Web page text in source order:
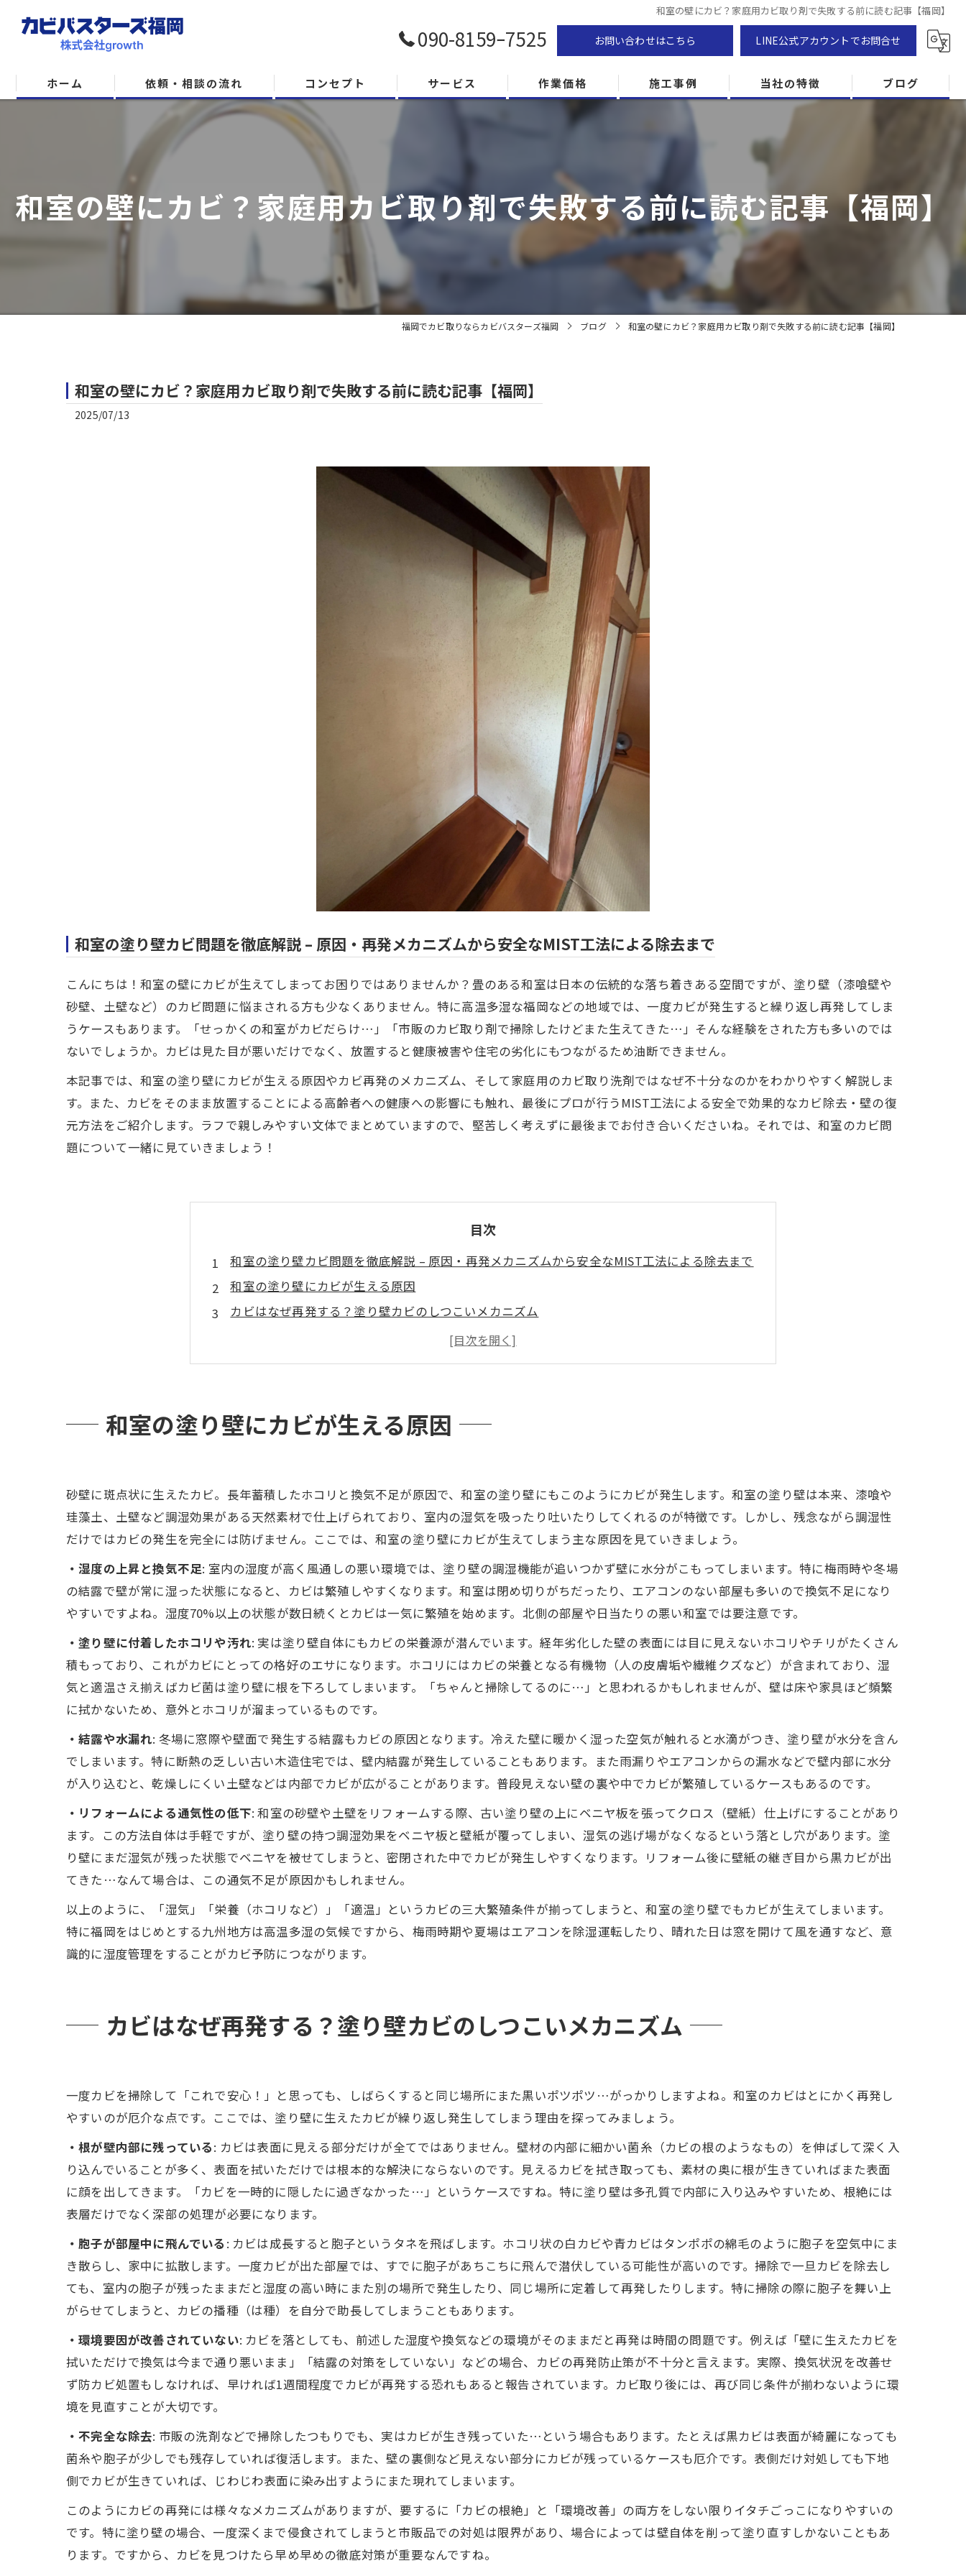
和室の壁にカビ？家庭用カビ取り剤で失敗する前に読む記事【福岡】
090-8159ｰ7525 お問い合わせはこちら LINE公式アカウントでお問合せ
ホーム 依頼・相談の流れ コンセプト サービス 作業価格 施工事例 当社の特徴
防カビ
カビ専門
ZEH住宅
カビ検査
ブログ
和室の壁にカビ？家庭用カビ取り剤で失敗する前に読む記事【福岡】
福岡でカビ取りならカビバスターズ福岡 ブログ 和室の壁にカビ？家庭用カビ取り剤で失敗する前に読む記事【福岡】
和室の壁にカビ？家庭用カビ取り剤で失敗する前に読む記事【福岡】
2025/07/13
和室の塗り壁カビ問題を徹底解説 – 原因・再発メカニズムから安全なMIST工法による除去まで
こんにちは！和室の壁にカビが生えてしまってお困りではありませんか？畳のある和室は日本の伝統的な落ち着きある空間ですが、塗り壁（漆喰壁や
砂壁、土壁など）のカビ問題に悩まされる方も少なくありません。特に高温多湿な福岡などの地域では、一度カビが発生すると繰り返し再発してしま
うケースもあります。「せっかくの和室がカビだらけ…」「市販のカビ取り剤で掃除したけどまた生えてきた…」そんな経験をされた方も多いのでは
ないでしょうか。カビは見た目が悪いだけでなく、放置すると健康被害や住宅の劣化にもつながるため油断できません。
本記事では、和室の塗り壁にカビが生える原因やカビ再発のメカニズム、そして家庭用のカビ取り洗剤ではなぜ不十分なのかをわかりやすく解説しま
す。また、カビをそのまま放置することによる高齢者への健康への影響にも触れ、最後にプロが行うMIST工法による安全で効果的なカビ除去・壁の復
元方法をご紹介します。ラフで親しみやすい文体でまとめていますので、堅苦しく考えずに最後までお付き合いくださいね。それでは、和室のカビ問
題について一緒に見ていきましょう！
目次
和室の塗り壁カビ問題を徹底解説 – 原因・再発メカニズムから安全なMIST工法による除去まで
和室の塗り壁にカビが生える原因
カビはなぜ再発する？塗り壁カビのしつこいメカニズム
家庭用洗剤では不十分な理由 – カビキラーで落とせないワケ
カビを放置するとどうなる？高齢者ほど心配な健康被害
福岡で和室のカビ除去をお考えなら…プロにお任せ！
おわりに
和室の塗り壁にカビが生える原因
砂壁に斑点状に生えたカビ。長年蓄積したホコリと換気不足が原因で、和室の塗り壁にもこのようにカビが発生します。和室の塗り壁は本来、漆喰や
珪藻土、土壁など調湿効果がある天然素材で仕上げられており、室内の湿気を吸ったり吐いたりしてくれるのが特徴です。しかし、残念ながら調湿性
だけではカビの発生を完全には防げません。ここでは、和室の塗り壁にカビが生えてしまう主な原因を見ていきましょう。
・湿度の上昇と換気不足: 室内の湿度が高く風通しの悪い環境では、塗り壁の調湿機能が追いつかず壁に水分がこもってしまいます。特に梅雨時や冬場
の結露で壁が常に湿った状態になると、カビは繁殖しやすくなります。和室は閉め切りがちだったり、エアコンのない部屋も多いので換気不足になり
やすいですよね。湿度70%以上の状態が数日続くとカビは一気に繁殖を始めます。北側の部屋や日当たりの悪い和室では要注意です。
・塗り壁に付着したホコリや汚れ: 実は塗り壁自体にもカビの栄養源が潜んでいます。経年劣化した壁の表面には目に見えないホコリやチリがたくさん
積もっており、これがカビにとっての格好のエサになります。ホコリにはカビの栄養となる有機物（人の皮膚垢や繊維クズなど）が含まれており、湿
気と適温さえ揃えばカビ菌は塗り壁に根を下ろしてしまいます。「ちゃんと掃除してるのに…」と思われるかもしれませんが、壁は床や家具ほど頻繁
に拭かないため、意外とホコリが溜まっているものです。
・結露や水漏れ: 冬場に窓際や壁面で発生する結露もカビの原因となります。冷えた壁に暖かく湿った空気が触れると水滴がつき、塗り壁が水分を含ん
でしまいます。特に断熱の乏しい古い木造住宅では、壁内結露が発生していることもあります。また雨漏りやエアコンからの漏水などで壁内部に水分
が入り込むと、乾燥しにくい土壁などは内部でカビが広がることがあります。普段見えない壁の裏や中でカビが繁殖しているケースもあるのです。
・リフォームによる通気性の低下: 和室の砂壁や土壁をリフォームする際、古い塗り壁の上にベニヤ板を張ってクロス（壁紙）仕上げにすることがあり
ます。この方法自体は手軽ですが、塗り壁の持つ調湿効果をベニヤ板と壁紙が覆ってしまい、湿気の逃げ場がなくなるという落とし穴があります。塗
り壁にまだ湿気が残った状態でベニヤを被せてしまうと、密閉された中でカビが発生しやすくなります。リフォーム後に壁紙の継ぎ目から黒カビが出
てきた…なんて場合は、この通気不足が原因かもしれません。
以上のように、「湿気」「栄養（ホコリなど）」「適温」というカビの三大繁殖条件が揃ってしまうと、和室の塗り壁でもカビが生えてしまいます。
特に福岡をはじめとする九州地方は高温多湿の気候ですから、梅雨時期や夏場はエアコンを除湿運転したり、晴れた日は窓を開けて風を通すなど、意
識的に湿度管理をすることがカビ予防につながります。
カビはなぜ再発する？塗り壁カビのしつこいメカニズム
一度カビを掃除して「これで安心！」と思っても、しばらくすると同じ場所にまた黒いポツポツ…がっかりしますよね。和室のカビはとにかく再発し
やすいのが厄介な点です。ここでは、塗り壁に生えたカビが繰り返し発生してしまう理由を探ってみましょう。
・根が壁内部に残っている: カビは表面に見える部分だけが全てではありません。壁材の内部に細かい菌糸（カビの根のようなもの）を伸ばして深く入
り込んでいることが多く、表面を拭いただけでは根本的な解決にならないのです。見えるカビを拭き取っても、素材の奥に根が生きていればまた表面
に顔を出してきます。「カビを一時的に隠したに過ぎなかった…」というケースですね。特に塗り壁は多孔質で内部に入り込みやすいため、根絶には
表層だけでなく深部の処理が必要になります。
・胞子が部屋中に飛んでいる : カビは成長すると胞子というタネを飛ばします。ホコリ状の白カビや青カビはタンポポの綿毛のように胞子を空気中にま
き散らし、家中に拡散します。一度カビが出た部屋では、すでに胞子があちこちに飛んで潜伏している可能性が高いのです。掃除で一旦カビを除去し
ても、室内の胞子が残ったままだと湿度の高い時にまた別の場所で発生したり、同じ場所に定着して再発したりします。特に掃除の際に胞子を舞い上
がらせてしまうと、カビの播種（は種）を自分で助長してしまうこともあります。
・環境要因が改善されていない: カビを落としても、前述した湿度や換気などの環境がそのままだと再発は時間の問題です。例えば「壁に生えたカビを
拭いただけで換気は今まで通り悪いまま」「結露の対策をしていない」などの場合、カビの再発防止策が不十分と言えます。実際、換気状況を改善せ
ず防カビ処置もしなければ、早ければ1週間程度でカビが再発する恐れもあると報告されています。カビ取り後には、再び同じ条件が揃わないように環
境を見直すことが大切です。
・不完全な除去: 市販の洗剤などで掃除したつもりでも、実はカビが生き残っていた…という場合もあります。たとえば黒カビは表面が綺麗になっても
菌糸や胞子が少しでも残存していれば復活します。また、壁の裏側など見えない部分にカビが残っているケースも厄介です。表側だけ対処しても下地
側でカビが生きていれば、じわじわ表面に染み出すようにまた現れてしまいます。
このようにカビの再発には様々なメカニズムがありますが、要するに「カビの根絶」と「環境改善」の両方をしない限りイタチごっこになりやすいの
です。特に塗り壁の場合、一度深くまで侵食されてしまうと市販品での対処は限界があり、場合によっては壁自体を削って塗り直すしかないこともあ
ります。ですから、カビを見つけたら早め早めの徹底対策が重要なんですね。